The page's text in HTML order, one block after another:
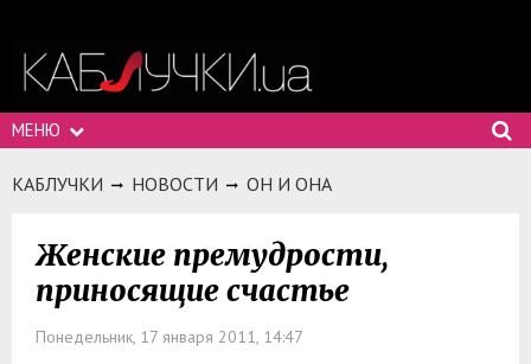
МЕНЮ
КАБЛУЧКИ НОВОСТИ ОН И ОНА
Женские премудрости,
приносящие счастье
Понедельник, 17 января 2011, 14:47